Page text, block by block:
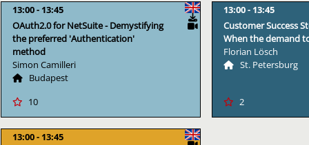
13:00
13:45
OAuth2.0 for NetSuite - Demystifying
the preferred 'Authentication'
method
Simon Camilleri
Budapest
10
13:00
13:45
Customer Success
When the demand
Florian Lösch
St. Petersburg
2
13:00
13:45